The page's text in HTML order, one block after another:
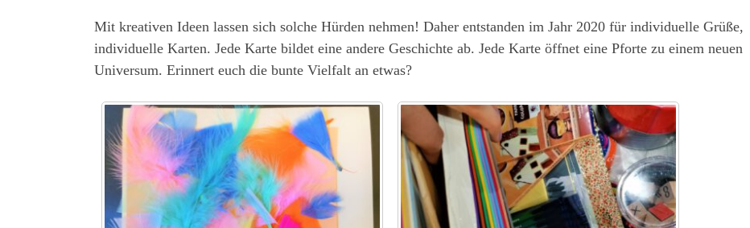
Mit kreativen Ideen lassen sich solche Hürden nehmen! Daher entstanden im Jahr 2020 für individuelle Grüße,
individuelle Karten. Jede Karte bildet eine andere Geschichte ab. Jede Karte öffnet eine Pforte zu einem neuen
Universum. Erinnert euch die bunte Vielfalt an etwas?